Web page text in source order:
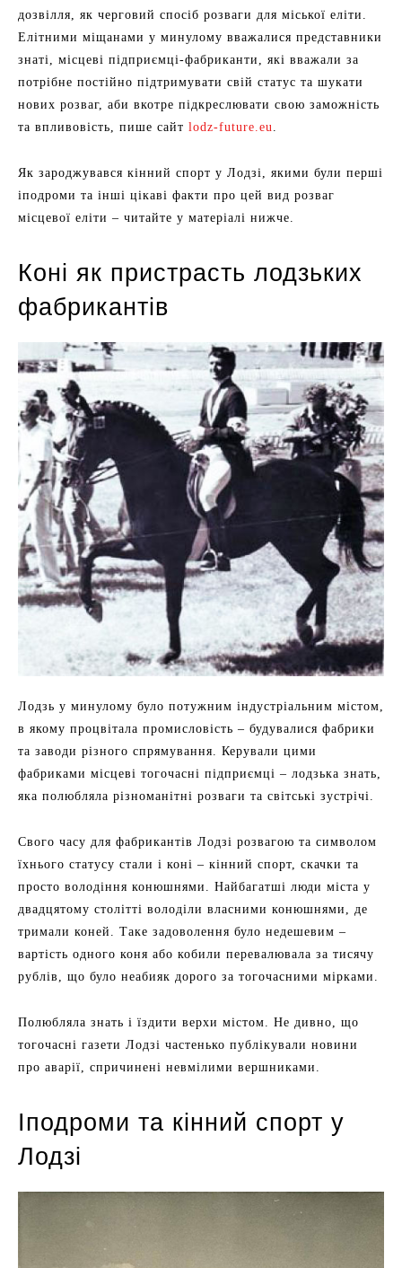
дозвілля, як черговий спосіб розваги для міської еліти.
Елітними міщанами у минулому вважалися представники
знаті, місцеві підприємці-фабриканти, які вважали за
потрібне постійно підтримувати свій статус та шукати
нових розваг, аби вкотре підкреслювати свою заможність
та впливовість, пише сайт lodz-future.eu.
Як зароджувався кінний спорт у Лодзі, якими були перші
іподроми та інші цікаві факти про цей вид розваг
місцевої еліти – читайте у матеріалі нижче.
Коні як пристрасть лодзьких
фабрикантів
Лодзь у минулому було потужним індустріальним містом,
в якому процвітала промисловість – будувалися фабрики
та заводи різного спрямування. Керували цими
фабриками місцеві тогочасні підприємці – лодзька знать,
яка полюбляла різноманітні розваги та світські зустрічі.
Свого часу для фабрикантів Лодзі розвагою та символом
їхнього статусу стали і коні – кінний спорт, скачки та
просто володіння конюшнями. Найбагатші люди міста у
двадцятому столітті володіли власними конюшнями, де
тримали коней. Таке задоволення було недешевим –
вартість одного коня або кобили перевалювала за тисячу
рублів, що було неабияк дорого за тогочасними мірками.
Полюбляла знать і їздити верхи містом. Не дивно, що
тогочасні газети Лодзі частенько публікували новини
про аварії, спричинені невмілими вершниками.
Іподроми та кінний спорт у
Лодзі